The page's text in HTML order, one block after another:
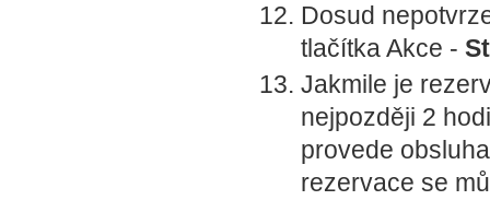
Dosud
tlačítka Akce -
Jakmile je
nejpozději 2
provede
rezervace se